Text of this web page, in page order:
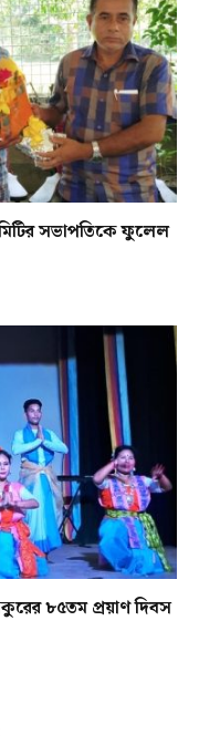
সভাপতিকে ফুলেল
৮৫তম প্রয়াণ দিবস